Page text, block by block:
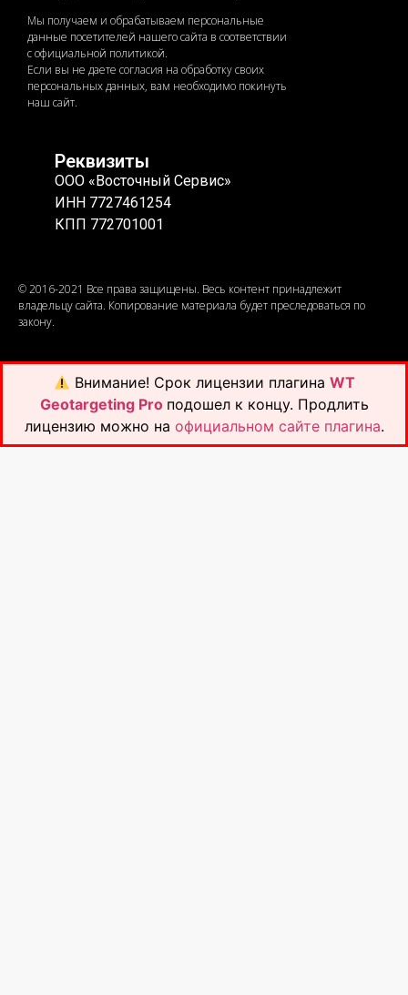
Мы получаем и обрабатываем персональные
данные посетителей нашего сайта в соответствии
с официальной политикой.
Если вы не даете согласия на обработку своих
персональных данных, вам необходимо покинуть
наш сайт.
Реквизиты
ООО «Восточный Сервис»
ИНН 7727461254
КПП 772701001
© 2016-2021 Все права защищены. Весь контент принадлежит
владельцу сайта. Копирование материала будет преследоваться по
закону.
Внимание! Срок лицензии плагина WT
Geotargeting Pro подошел к концу. Продлить
лицензию можно на официальном сайте плагина.